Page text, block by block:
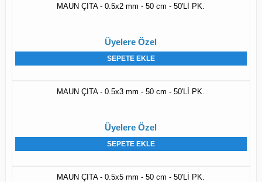
MAUN ÇITA - 0.5x2 mm - 50 cm - 50'Lİ PK.
Üyelere Özel
SEPETE EKLE
MAUN ÇITA - 0.5x3 mm - 50 cm - 50'Lİ PK.
Üyelere Özel
SEPETE EKLE
MAUN ÇITA - 0.5x5 mm - 50 cm - 50'Lİ PK.